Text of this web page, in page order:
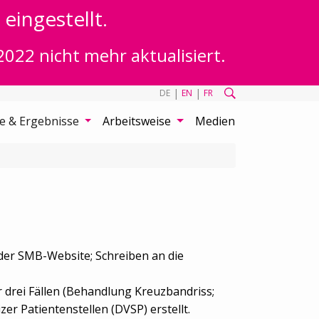
nicht mehr aktualisiert.
DE | EN | FR
& Ergebnisse Arbeitsweise Medien
SMB-Website; Schreiben an die
Fällen (Behandlung Kreuzbandriss;
Patientenstellen (DVSP) erstellt.